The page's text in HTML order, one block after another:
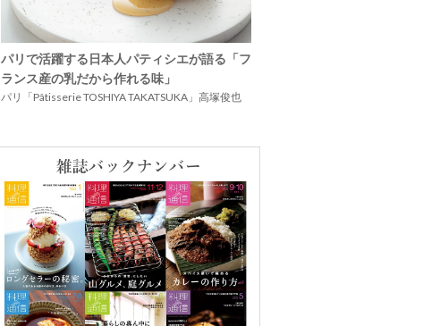
パリで活躍する日本人パティシエが語る「フ
ランス産の乳だから作れる味」
パリ「Pâtisserie TOSHIYA TAKATSUKA」高塚俊也